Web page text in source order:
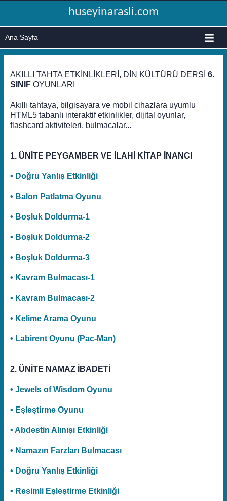
huseyinarasli.com
≡
AKILLI TAHTA ETKİNLİKLERİ, DİN KÜLTÜRÜ DERSİ 6.
SINIF OYUNLARI
Akıllı tahtaya, bilgisayara ve mobil cihazlara uyumlu
HTML5 tabanlı interaktif etkinlikler, dijital oyunlar,
flashcard aktiviteleri, bulmacalar...
1. ÜNİTE PEYGAMBER VE İLAHİ KİTAP İNANCI
• Doğru Yanlış Etkinliği
• Balon Patlatma Oyunu
• Boşluk Doldurma-1
• Boşluk Doldurma-2
• Boşluk Doldurma-3
• Kavram Bulmacası-1
• Kavram Bulmacası-2
• Kelime Arama Oyunu
• Labirent Oyunu (Pac-Man)
2. ÜNİTE NAMAZ İBADETİ
• Jewels of Wisdom Oyunu
• Eşleştirme Oyunu
• Abdestin Alınışı Etkinliği
• Namazın Farzları Bulmacası
• Doğru Yanlış Etkinliği
• Resimli Eşleştirme Etkinliği